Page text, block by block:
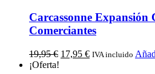
Carcassonne Expansión
Comerciantes
19,95€ 17,95 € IVA incluido
¡Oferta!